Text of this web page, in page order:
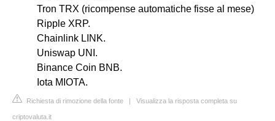
Tron TRX (ricompense automatiche fisse al mese)
Ripple XRP.
Chainlink LINK.
Uniswap UNI.
Binance Coin BNB.
Iota MIOTA.
Richiesta di rimozione della fonte | Visualizza la risposta completa su
criptovaluta.it